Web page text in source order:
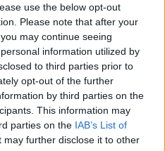
use the below opt-out
Please note that after your
may continue seeing
information utilized by
to third parties prior to
opt-out of the further
by third parties on the
This information may
parties on the IAB’s List of
may further disclose it to other
Με «προίκα» 2
δάνεια έως 5 δισ. σε
υποδομή για την
υγείας προς όφελος